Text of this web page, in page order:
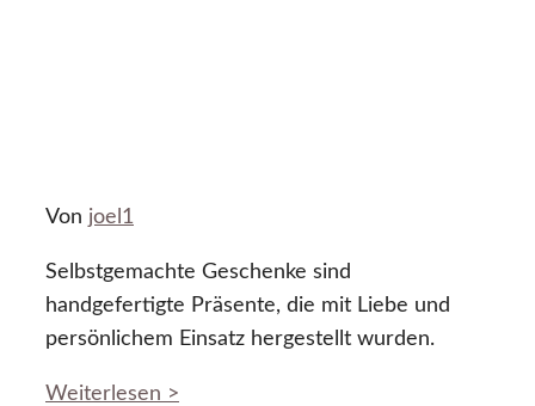
Von joel1
Selbstgemachte Geschenke sind
handgefertigte Präsente, die mit Liebe und
persönlichem Einsatz hergestellt wurden.
Weiterlesen >